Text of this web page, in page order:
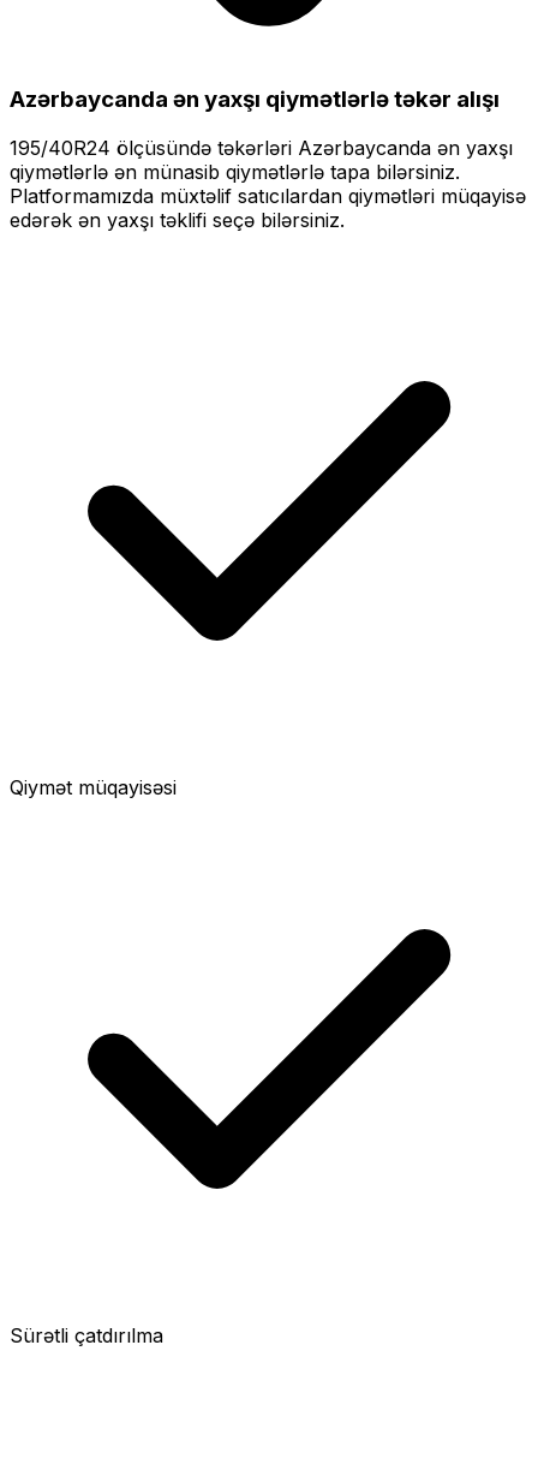
Azərbaycanda ən yaxşı qiymətlərlətəkər alışı
195/40R24 ölçüsündə təkərləri Azərbaycanda ən yaxşı
qiymətlərlə ən münasib qiymətlərlə tapa bilərsiniz.
Platformamızda müxtəlif satıcılardan qiymətləri müqayisə
edərək ən yaxşı təklifi seçə bilərsiniz.
Qiymət müqayisəsi
Sürətli çatdırılma